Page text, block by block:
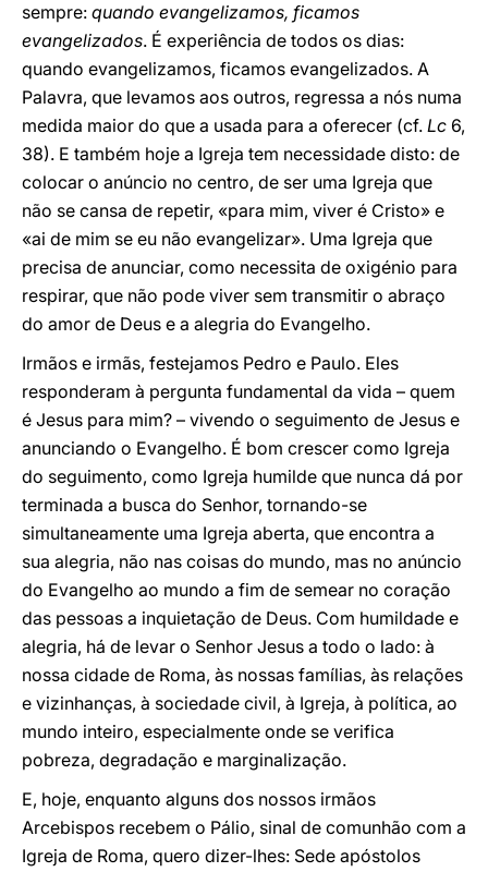
sempre: quando evangelizamos, ficamos
evangelizados. É experiência de todos os dias:
quando evangelizamos, ficamos evangelizados. A
Palavra, que levamos aos outros, regressa a nós numa
medida maior do que a usada para a oferecer (cf. Lc 6,
38). E também hoje a Igreja tem necessidade disto: de
colocar o anúncio no centro, de ser uma Igreja que
não se cansa de repetir, «para mim, viver é Cristo» e
«ai de mim se eu não evangelizar». Uma Igreja que
precisa de anunciar, como necessita de oxigénio para
respirar, que não pode viver sem transmitir o abraço
do amor de Deus e a alegria do Evangelho.
Irmãos e irmãs, festejamos Pedro e Paulo. Eles
responderam à pergunta fundamental da vida – quem
é Jesus para mim? – vivendo o seguimento de Jesus e
anunciando o Evangelho. É bom crescer como Igreja
do seguimento, como Igreja humilde que nunca dá por
terminada a busca do Senhor, tornando-se
simultaneamente uma Igreja aberta, que encontra a
sua alegria, não nas coisas do mundo, mas no anúncio
do Evangelho ao mundo a fim de semear no coração
das pessoas a inquietação de Deus. Com humildade e
alegria, há de levar o Senhor Jesus a todo o lado: à
nossa cidade de Roma, às nossas famílias, às relações
e vizinhanças, à sociedade civil, à Igreja, à política, ao
mundo inteiro, especialmente onde se verifica
pobreza, degradação e marginalização.
E, hoje, enquanto alguns dos nossos irmãos
Arcebispos recebem o Pálio, sinal de comunhão com a
Igreja de Roma, quero dizer-lhes: Sede apóstolos